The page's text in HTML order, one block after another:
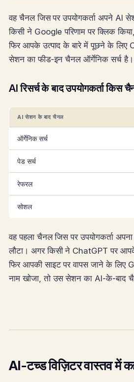
वह चैनल जिस पर उपयोगकर्ता अपने AI
किसी ने Google परिणाम पर क्लिक
फिर आपके उत्पाद के बारे में पूछने के लिए
सेशन का फीड-इन चैनल ऑर्गेनिक सर्च है।
AI रिसर्च के बाद उपयोगकर्ता किस
AI सेशन के बाद चैनल
ऑर्गेनिक सर्च
पेड सर्च
रेफरल
सोशल
वह पहला चैनल जिस पर उपयोगकर्ता
लौटा। अगर किसी ने ChatGPT पर
फिर आपकी साइट पर वापस जाने के लिए
नाम खोजा, तो उस सेशन का AI-के-बाद
AI-टच्ड विज़िटर वास्तव में